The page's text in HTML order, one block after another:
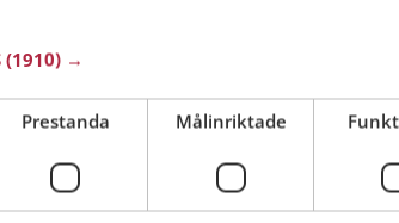
På Mötesplatsen kan du blir medlem och
i Aneby
(1910) →
Prestanda Målinriktade